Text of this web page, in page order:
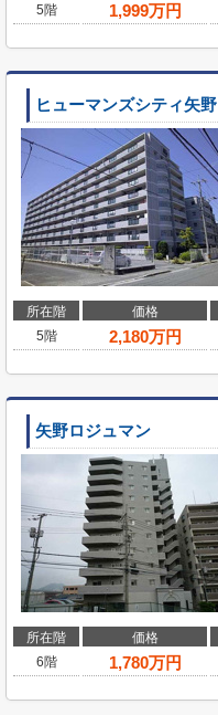
5階
1,999万円
ヒューマンズシティ矢野
所在階 価格
5階
2,180万円
矢野ロジュマン
所在階 価格
6階
1,780万円